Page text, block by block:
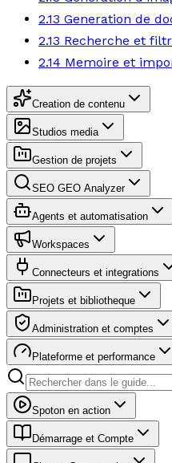
2.13 Generation de
2.13 Recherche et
2.14 Memoire et
Creation de contenu
Studios media
Gestion de projets
SEO GEO Analyzer
Agents et automatisation
Workspaces
Connecteurs et integrations
Projets et bibliotheque
Administration et comptes
Plateforme et performance
Spoton en action
Démarrage et Compte